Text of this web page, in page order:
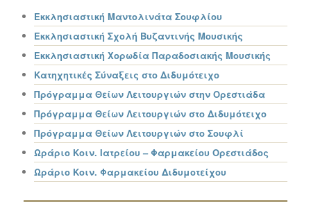
Εκκλησιαστική Μαντολινάτα Σουφλίου
Εκκλησιαστική Σχολή Βυζαντινής Μουσικής
Εκκλησιαστική Χορωδία Παραδοσιακής Μουσικής
Κατηχητικές Σύναξεις στο Διδυμότειχο
Πρόγραμμα Θείων Λειτουργιών στην Ορεστιάδα
Πρόγραμμα Θείων Λειτουργιών στο Διδυμότειχο
Πρόγραμμα Θείων Λειτουργιών στο Σουφλί
Ωράριο Κοιν. Ιατρείου – Φαρμακείου Ορεστιάδος
Ωράριο Κοιν. Φαρμακείου Διδυμοτείχου